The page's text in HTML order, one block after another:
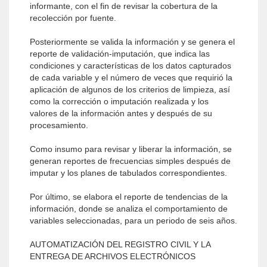
informante, con el fin de revisar la cobertura de la
recolección por fuente.
Posteriormente se valida la información y se genera el
reporte de validación-imputación, que indica las
condiciones y características de los datos capturados
de cada variable y el número de veces que requirió la
aplicación de algunos de los criterios de limpieza, así
como la corrección o imputación realizada y los
valores de la información antes y después de su
procesamiento.
Como insumo para revisar y liberar la información, se
generan reportes de frecuencias simples después de
imputar y los planes de tabulados correspondientes.
Por último, se elabora el reporte de tendencias de la
información, donde se analiza el comportamiento de
variables seleccionadas, para un periodo de seis años.
AUTOMATIZACIÓN DEL REGISTRO CIVIL Y LA
ENTREGA DE ARCHIVOS ELECTRÓNICOS